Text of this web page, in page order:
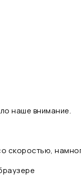
наше внимание.
скоростью,